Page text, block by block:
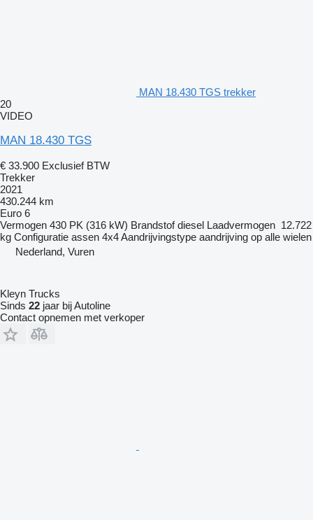
MAN 18.430 TGS trekker
20
VIDEO
MAN 18.430 TGS
€ 33.900 Exclusief BTW
Trekker
2021
430.244 km
Euro 6
Vermogen 430 PK (316 kW) Brandstof diesel Laadvermogen 12.722
kg Configuratie assen 4x4Aandrijvingstype aandrijving op alle wielen
Nederland, Vuren
Kleyn Trucks
Sinds 22 jaar bij Autoline
Contact opnemen met verkoper